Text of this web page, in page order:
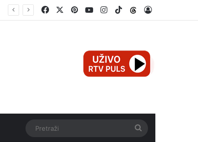
FacebookPinterestYouTubeInstagram
TikTokThreads